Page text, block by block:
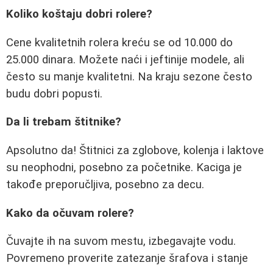
Koliko koštaju dobri rolere?
Cene kvalitetnih rolera kreću se od 10.000 do
25.000 dinara. Možete naći i jeftinije modele, ali
često su manje kvalitetni. Na kraju sezone često
budu dobri popusti.
Da li trebam štitnike?
Apsolutno da! Štitnici za zglobove, kolenja i laktove
su neophodni, posebno za početnike. Kaciga je
takođe preporučljiva, posebno za decu.
Kako da očuvam rolere?
Čuvajte ih na suvom mestu, izbegavajte vodu.
Povremeno proverite zatezanje šrafova i stanje